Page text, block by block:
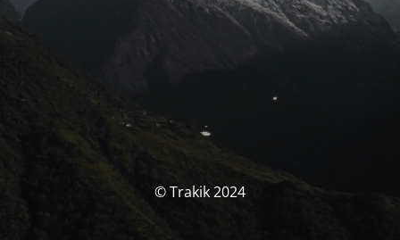
© Trakik 2024